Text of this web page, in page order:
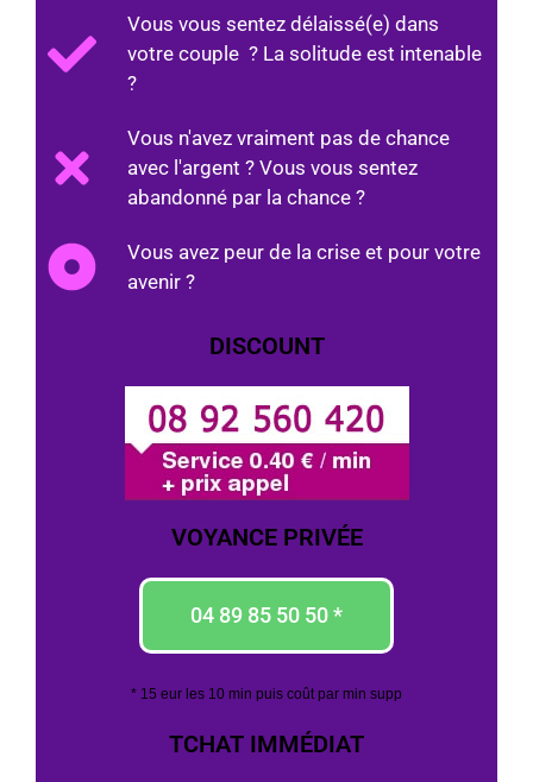
Vous vous sentez délaissé(e) dans
votre couple ? La solitude est intenable
?
Vous n'avez vraiment pas de chance
avec l'argent ? Vous vous sentez
abandonné par la chance ?
Vous avez peur de la crise et pour votre
avenir ?
DISCOUNT
VOYANCE PRIVÉE
04 89 85 50 50 *
* 15 eur les 10 min puis coût par min supp
TCHAT IMMÉDIAT